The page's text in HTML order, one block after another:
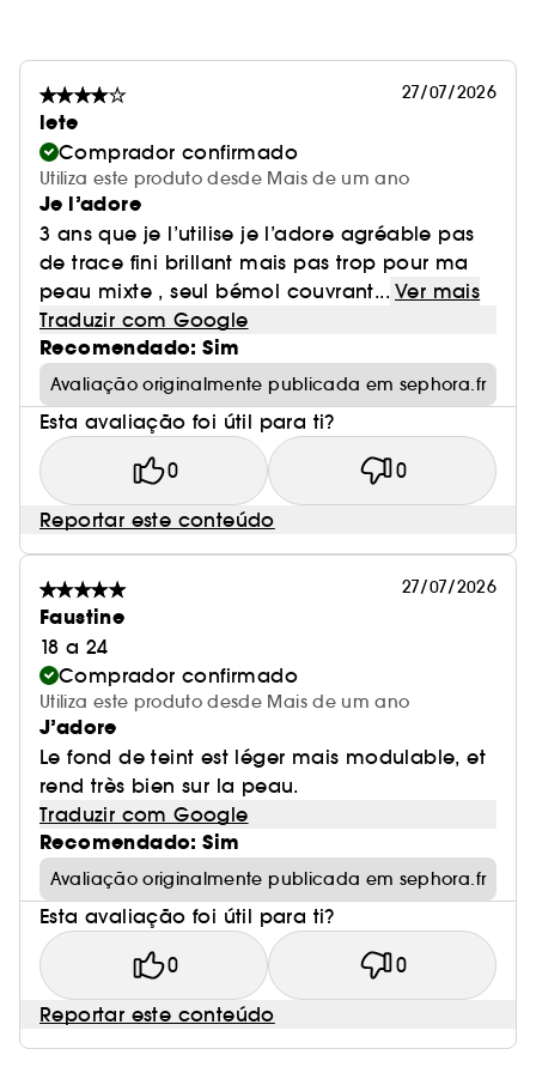
27/07/2026
lete
Comprador confirmado
Utiliza este produto desde Mais de um ano
Je l’adore
3 ans que je l’utilise je l’adore agréable pas
de trace fini brillant mais pas trop pour ma
peau mixte , seul bémol couvrant... Ver mais
Traduzir com Google
Recomendado: Sim
Avaliação originalmente publicada em sephora.fr
Esta avaliação foi útil para ti?
0 0
Reportar este conteúdo
27/07/2026
Faustine
18 a 24
Comprador confirmado
Utiliza este produto desde Mais de um ano
J’adore
Le fond de teint est léger mais modulable, et
rend très bien sur la peau.
Traduzir com Google
Recomendado: Sim
Avaliação originalmente publicada em sephora.fr
Esta avaliação foi útil para ti?
0 0
Reportar este conteúdo